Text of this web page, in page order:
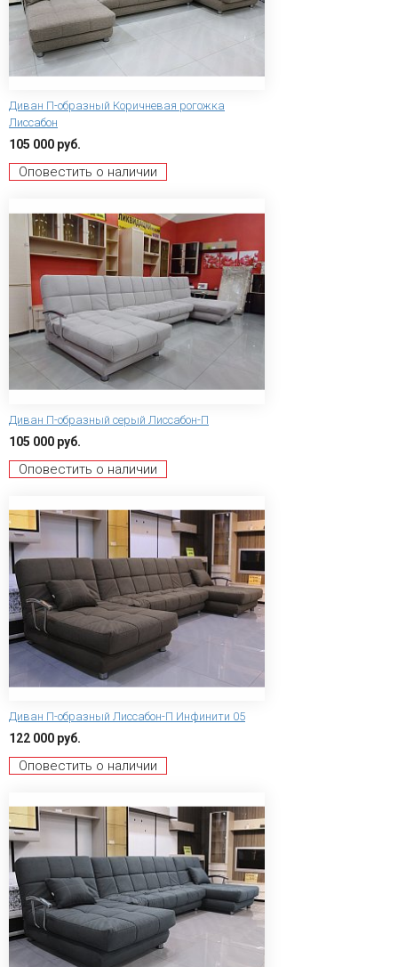
Диван П-образный Коричневая рогожка
Лиссабон
105 000 руб.
Оповестить о наличии
Диван П-образный серый Лиссабон-П
105 000 руб.
Оповестить о наличии
Диван П-образный Лиссабон-П Инфинити 05
122 000 руб.
Оповестить о наличии